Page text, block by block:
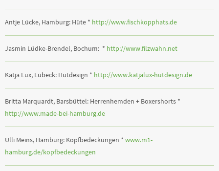
Antje Lücke, Hamburg: Hüte * http://www.fischkopphats.de
Jasmin Lüdke-Brendel, Bochum: * http://www.filzwahn.net
Katja Lux, Lübeck: Hutdesign * http://www.katjalux-hutdesign.de
Britta Marquardt, Barsbüttel: Herrenhemden + Boxershorts *
http://www.made-bei-hamburg.de
Ulli Meins, Hamburg: Kopfbedeckungen * www.m1-
hamburg.de/kopfbedeckungen